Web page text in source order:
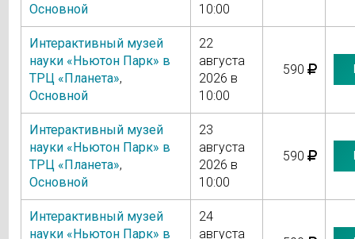
Основной
10:00
Интерактивный музей
науки «Ньютон Парк» в
ТРЦ «Планета»,
Основной
22
августа
2026 в
10:00
590
Интерактивный музей
науки «Ньютон Парк» в
ТРЦ «Планета»,
Основной
23
августа
2026 в
10:00
590
Интерактивный музей
науки «Ньютон Парк» в
24
августа